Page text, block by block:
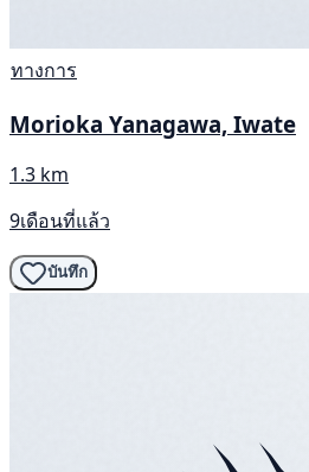
ทางการ
Morioka Yanagawa, Iwate
1.3 km
9เดือนที่แล้ว
บันทึก